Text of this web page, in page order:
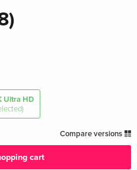
Ultra HD
Compare versions
cart